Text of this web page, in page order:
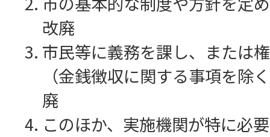
改廃
市民等に義務を課し、または
（金銭徴収に関する事項を除
廃
このほか、実施機関が特に必